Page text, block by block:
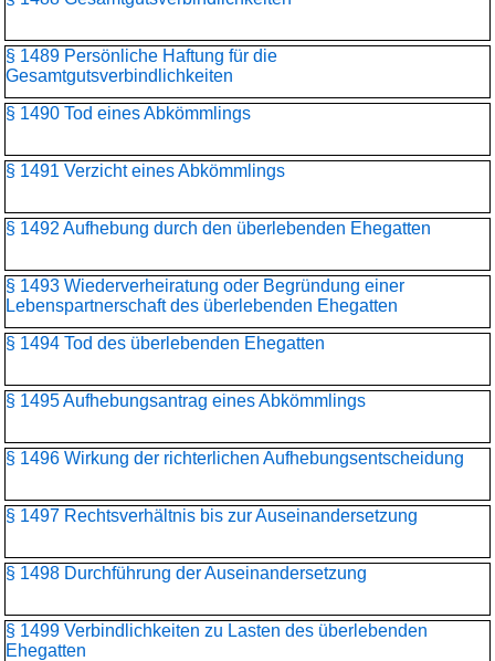
§ 1489 Persönliche Haftung für die
Gesamtgutsverbindlichkeiten
§ 1490 Tod eines Abkömmlings
§ 1491 Verzicht eines Abkömmlings
§ 1492 Aufhebung durch den überlebenden Ehegatten
§ 1493 Wiederverheiratung oder Begründung einer
Lebenspartnerschaft des überlebenden Ehegatten
§ 1494 Tod des überlebenden Ehegatten
§ 1495 Aufhebungsantrag eines Abkömmlings
§ 1496 Wirkung der richterlichen Aufhebungsentscheidung
§ 1497 Rechtsverhältnis bis zur Auseinandersetzung
§ 1498 Durchführung der Auseinandersetzung
§ 1499 Verbindlichkeiten zu Lasten des überlebenden
Ehegatten